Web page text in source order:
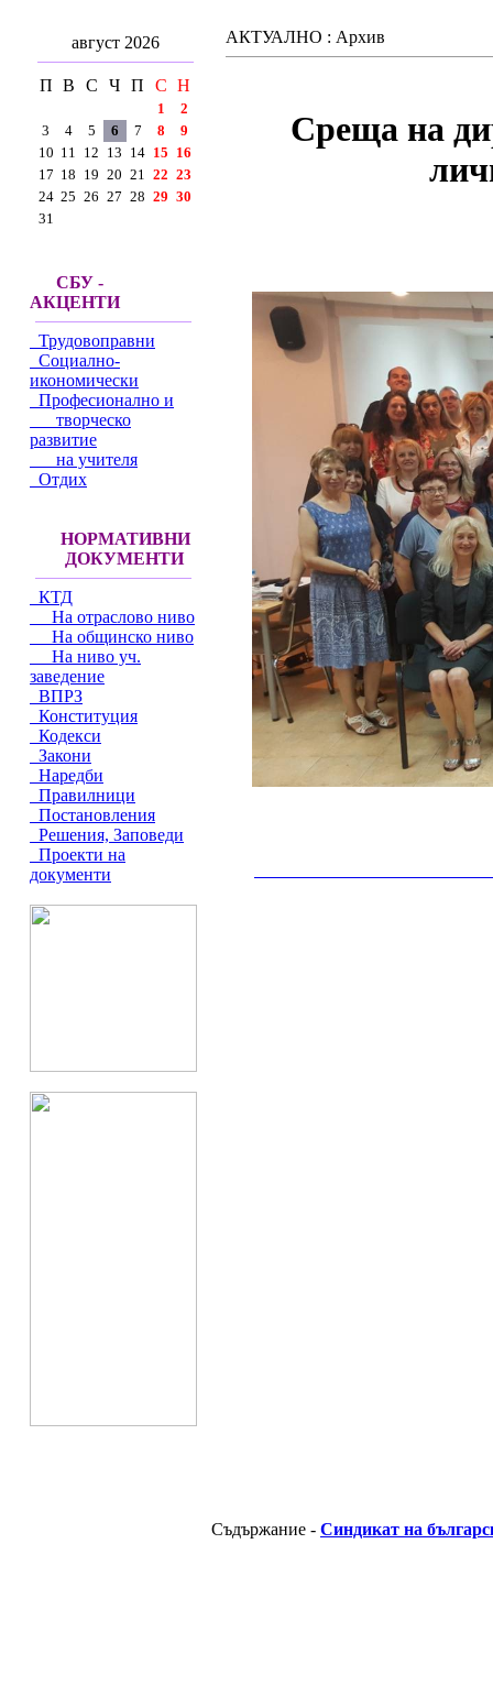
август 2026
П В С Ч П С Н
1
2
3
4 5 6 7 8
9
10 11 12 13 14 15 16
17 18 19 20 21 22 23
24 25 26 27 28 29 30
31
СБУ -
АКЦЕНТИ
Трудовоправни
Социално-
икономически
Професионално и
творческо
развитие
на учителя
Отдих
НОРМАТИВНИ
ДОКУМЕНТИ
КТД
На отраслово ниво
На общинско ниво
На ниво уч.
заведение
ВПРЗ
Конституция
Кодекси
Закони
Наредби
Правилници
Постановления
Решения, Заповеди
Проекти на
документи
АКТУАЛНО : Архив
Среща на
Съдържание - Синдикат на